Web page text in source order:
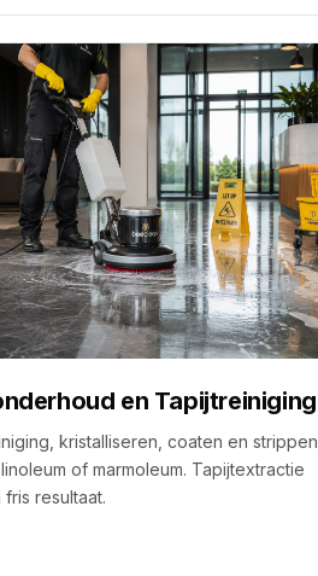
en Tapijtreiniging
kristalliseren, coaten en strippen
of marmoleum. Tapijtextractie
resultaat.